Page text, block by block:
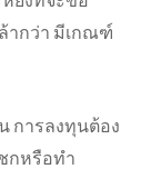
ากว่า มีเกณฑ์
การลงทุนต้อง
กหรือทำ